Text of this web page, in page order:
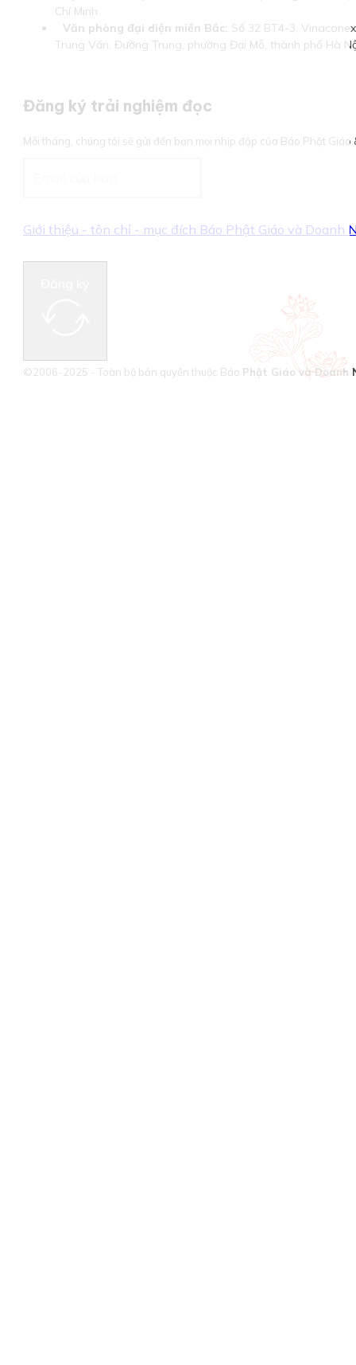
Chí Minh
Văn phòng đại diện miền Bắc: Số 32 BT4-3,
Trung Văn, Đường Trung, phường Đại Mỗ, thành phố Hà
Đăng ký trải nghiệm đọc
Mỗi tháng, chúng tôi sẽ gửi đến bạn mọi nhịp đập của Báo Phật Giáo
Giới thiệu - tôn chỉ - mục đích Báo Phật Giáo và Doanh
©2006-2025 - Toàn bộ bản quyền thuộc Báo Phật Giáo và Doanh